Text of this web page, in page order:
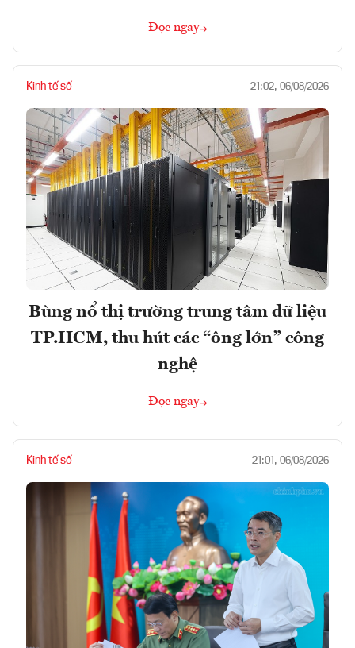
Đọc ngay
Kinh tế số 21:02, 06/08/2026
Bùng nổ thị trường trung tâm dữ liệu
TP.HCM, thu hút các “ông lớn” công
nghệ
Đọc ngay
Kinh tế số 21:01, 06/08/2026